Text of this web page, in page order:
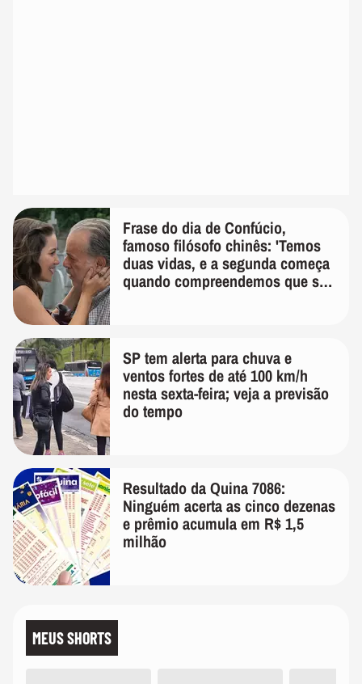
Frase do dia de Confúcio,
famoso filósofo chinês: 'Temos
duas vidas, e a segunda começa
quando compreendemos que só
SP tem alerta para chuva e
ventos fortes de até 100 km/h
nesta sexta-feira; veja a previsão
do tempo
Resultado da Quina 7086:
Ninguém acerta as cinco dezenas
e prêmio acumula em R$ 1,5
milhão
MEUS SHORTS